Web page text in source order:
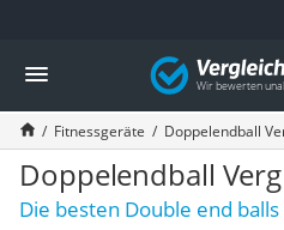
Die beliebtesten Vergleiche nach
Freizeit & Sport
Gartentrampolin
Trampolin
Metalldetektor
Eufab-Fahrradträger
Trampolin 366 cm
Vergleich
Fitnessgeräte Doppelendball
Doppelendball
Die besten Double end